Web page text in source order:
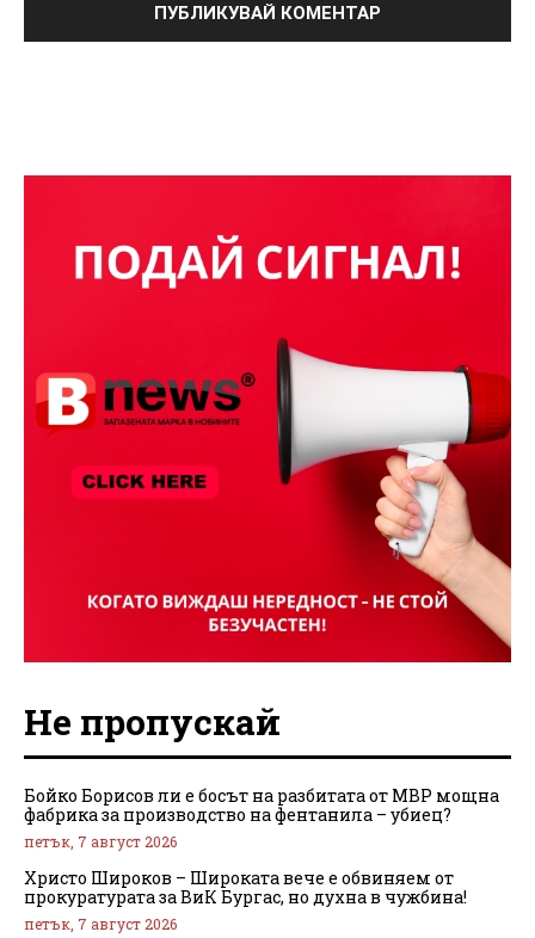
Не пропускай
Бойко Борисов ли е босът на разбитата от МВР мощна
фабрика за производство на фентанила – убиец?
петък, 7 август 2026
Христо Широков – Широката вече е обвиняем от
прокуратурата за ВиК Бургас, но духна в чужбина!
петък, 7 август 2026